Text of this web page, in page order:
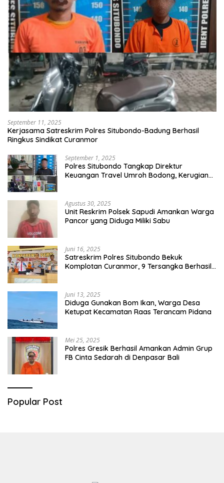
September 11, 2025
Kerjasama Satreskrim Polres Situbondo-Badung Berhasil
Ringkus Sindikat Curanmor
September 1, 2025
Polres Situbondo Tangkap Direktur
Keuangan Travel Umroh Bodong, Kerugian
Agustus 30, 2025
Unit Reskrim Polsek Sapudi Amankan Warga
Pancor yang Diduga Miliki Sabu
Juni 16, 2025
Satreskrim Polres Situbondo Bekuk
Komplotan Curanmor, 9 Tersangka Berhasil
Juni 13, 2025
Diduga Gunakan Bom Ikan, Warga Desa
Ketupat Kecamatan Raas Terancam Pidana
Mei 25, 2025
Polres Gresik Berhasil Amankan Admin Grup
FB Cinta Sedarah di Denpasar Bali
Popular Post